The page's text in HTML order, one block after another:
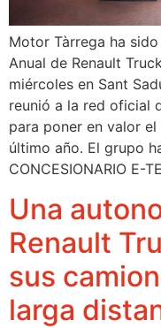
Motor Tàrrega ha
Anual de Renault
miércoles en Sant
reunió a la red oficial
para poner en valor
último año. El grupo
CONCESIONARIO E-
Una
Renault
sus
larga